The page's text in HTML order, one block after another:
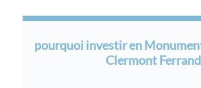
pourquoi investir en
Clermont Ferrand